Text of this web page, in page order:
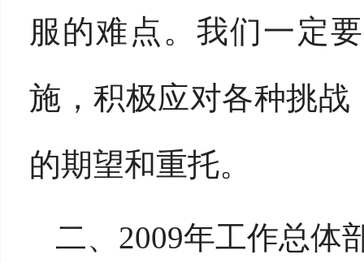
服的难点。我们一定
施，积极应对各种挑
的期望和重托。
二、2009年工作总体